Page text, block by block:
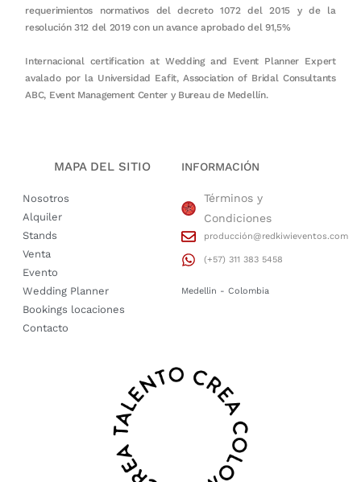
requerimientos normativos del decreto 1072 del 2015 y de la
resolución 312 del 2019 con un avance aprobado del 91,5%
Internacional certification at Wedding and Event Planner Expert
avalado por la Universidad Eafit, Association of Bridal Consultants
ABC, Event Management Center y Bureau de Medellín.
MAPA DEL SITIO
Nosotros
Alquiler
Stands
Venta
Evento
Wedding Planner
Bookings locaciones
Contacto
INFORMACIÓN
Términos y
Condiciones
producción@redkiwieventos.com
(+57) 311 383 5458
Medellin - Colombia